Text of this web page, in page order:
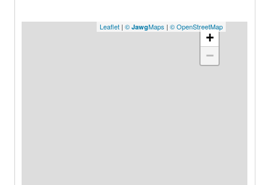
+
−
Leaflet | © JawgMaps | © OpenStreetMap